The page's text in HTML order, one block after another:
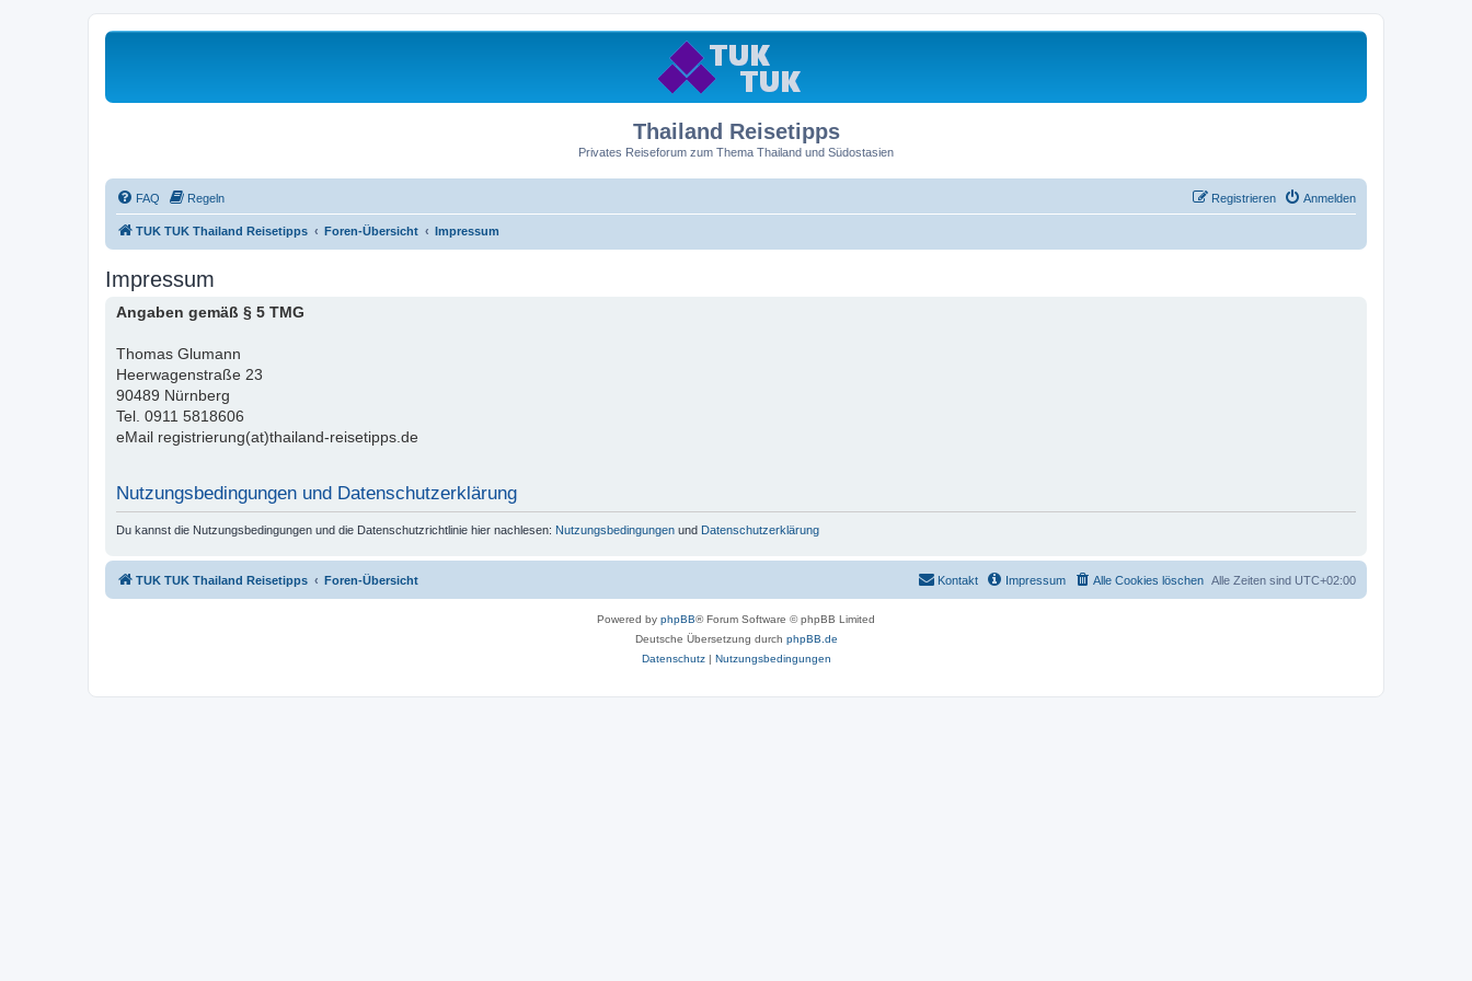
Thailand Reisetipps
Privates Reiseforum zum Thema Thailand und Südostasien
FAQ Regeln Anmelden
Registrieren
TUK TUK Thailand Reisetipps Foren-Übersicht Impressum
Impressum
Angaben gemäß § 5 TMG
Thomas Glumann
Heerwagenstraße 23
90489 Nürnberg
Tel. 0911 5818606
eMail registrierung(at)thailand-reisetipps.de
Nutzungsbedingungen und Datenschutzerklärung
Du kannst die Nutzungsbedingungen und die Datenschutzrichtlinie hier nachlesen: Nutzungsbedingungen und Datenschutzerklärung
TUK TUK Thailand Reisetipps Foren-Übersicht Alle Zeiten sind UTC+02:00
Alle Cookies löschen
Impressum
Kontakt
Powered by phpBB® Forum Software © phpBB Limited
Deutsche Übersetzung durch phpBB.de
Datenschutz| Nutzungsbedingungen